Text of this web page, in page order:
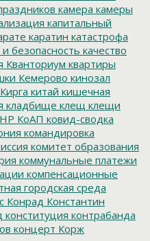
камера камеры
капитальный
каратин катастрофа
и безопасность качество
Кванториум квартиры
Кемерово кинозал
Кирга китай кишечная
кладбище клещ клещи
КоАП ковид-сводка
командировка
комитет образования
коммунальные платежи
компенсационные
городская среда
Конрад Константин
конституция контрабанда
концерт Корж